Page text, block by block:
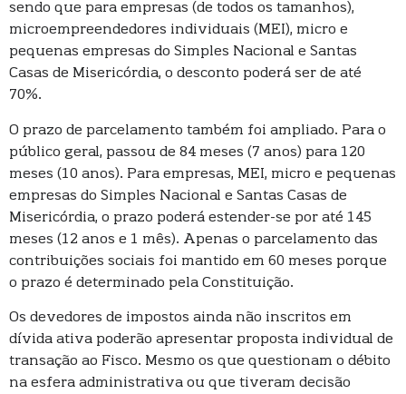
sendo que para empresas (de todos os tamanhos),
microempreendedores individuais (MEI), micro e
pequenas empresas do Simples Nacional e Santas
Casas de Misericórdia, o desconto poderá ser de até
70%.
O prazo de parcelamento também foi ampliado. Para o
público geral, passou de 84 meses (7 anos) para 120
meses (10 anos). Para empresas, MEI, micro e pequenas
empresas do Simples Nacional e Santas Casas de
Misericórdia, o prazo poderá estender-se por até 145
meses (12 anos e 1 mês). Apenas o parcelamento das
contribuições sociais foi mantido em 60 meses porque
o prazo é determinado pela Constituição.
Os devedores de impostos ainda não inscritos em
dívida ativa poderão apresentar proposta individual de
transação ao Fisco. Mesmo os que questionam o débito
na esfera administrativa ou que tiveram decisão